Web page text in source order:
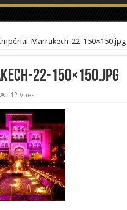
Marrakech-22-150×150.jpg
22-150×150.jpg
12 Vues